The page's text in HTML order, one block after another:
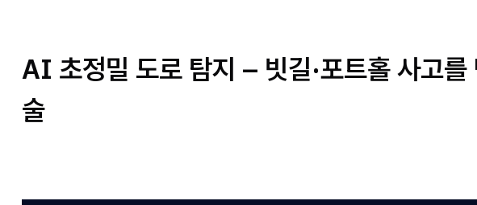
AI 초정밀 도로 탐지 – 빗길·포트홀 사고를
술